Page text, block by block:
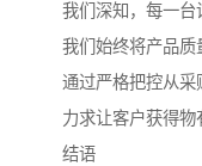
我们深知，每一台
我们始终将产品质
通过严格把控从采
力求让客户获得物
结语